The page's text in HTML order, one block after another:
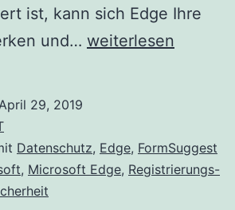
ist, kann sich Edge Ihre
und… Zulassen
Microsoft
Edge
weiterlesen
April 29, 2019
Datenschutz, Edge, FormSuggest
, Microsoft Edge, Registrierungs-